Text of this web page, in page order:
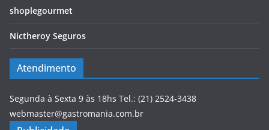
shoplegourmet
Nictheroy Seguros
Atendimento
Segunda à Sexta 9 às 18hs Tel.: (21) 2524-3438
webmaster@gastromania.com.br